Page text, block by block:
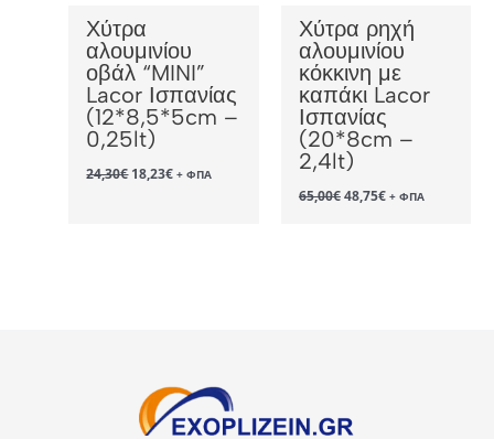
Χύτρα
αλουμινίου
οβάλ “MINI”
Lacor Ισπανίας
(12*8,5*5cm –
0,25lt)
24,30€ Original
price
18,23€Η+ ΦΠΑ
Χύτρα ρηχή
αλουμινίου
κόκκινη με
καπάκι Lacor
Ισπανίας
(20*8cm –
2,4lt)
65,00€ Original
price
48,75€Η+ ΦΠΑ